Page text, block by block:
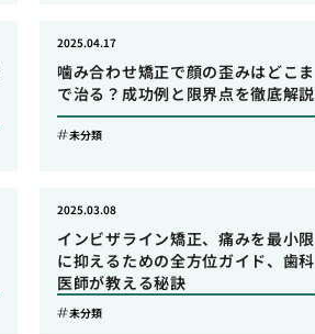
噛み合わせ矯正で顔の歪みはどこま
で治る？成功例と限界点を徹底解説
2025.04.17
未分類
インビザライン矯正、痛みを最小限
に抑えるための全方位ガイド、歯科
医師が教える秘訣
2025.03.08
未分類